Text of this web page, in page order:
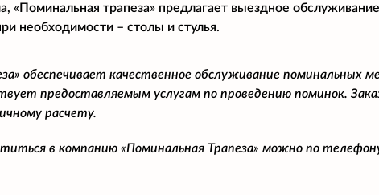
«Поминальная трапеза» предлагает выездное
необходимости – столы и стулья.
обеспечивает качественное обслуживание поминальных
предоставляемым услугам по проведению поминок.
расчету.
в компанию «Поминальная Трапеза» можно по